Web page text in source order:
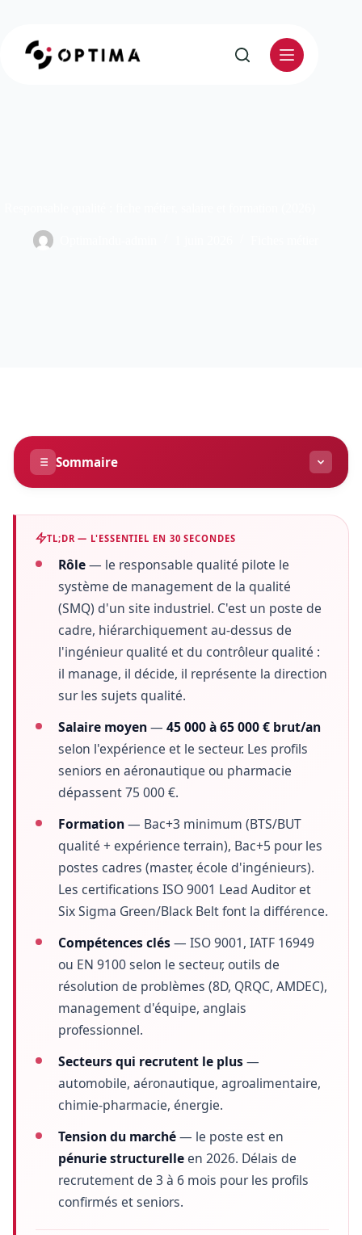
TL;DR — L'ESSENTIEL EN 30 SECONDES
Rôle— le responsable qualité pilote le
système de management de la qualité
(SMQ) d'un site industriel. C'est un poste de
cadre, hiérarchiquement au-dessus de
l'ingénieur qualité et du contrôleur qualité :
il manage, il décide, il représente la direction
sur les sujets qualité.
Salaire moyen— 45 000 à 65 000 € brut/an
selon l'expérience et le secteur. Les profils
seniors en aéronautique ou pharmacie
dépassent 75 000 €.
Formation— Bac+3 minimum (BTS/BUT
qualité + expérience terrain), Bac+5 pour les
postes cadres (master, école d'ingénieurs).
Les certifications ISO 9001 Lead Auditor et
Six Sigma Green/Black Belt font la différence.
Compétences clés— ISO 9001, IATF 16949
ou EN 9100 selon le secteur, outils de
résolution de problèmes (8D, QRQC, AMDEC),
management d'équipe, anglais
professionnel.
Secteurs qui recrutent le plus—
automobile, aéronautique, agroalimentaire,
chimie-pharmacie, énergie.
Tension du marché— le poste est en
pénurie structurelleen 2026. Délais de
recrutement de 3 à 6 mois pour les profils
confirmés et seniors.
Sommaire
2 Missions
Compétences
Secteurs industriels
Calculateur salaire
Salaire 2026
Évolutions
9 Marché 2026
Approche Optima
FAQ